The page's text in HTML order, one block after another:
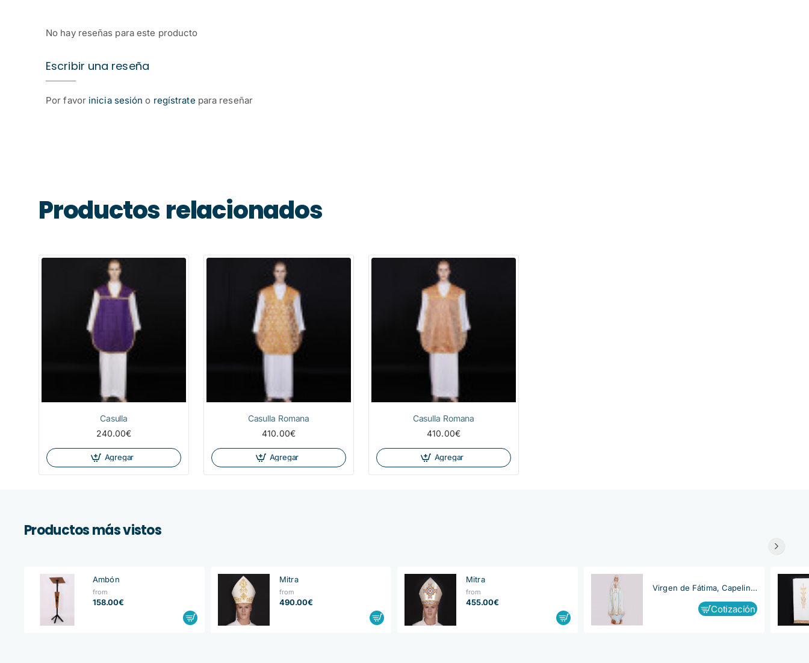
No hay reseñas para este producto
Escribir una reseña
Por favor inicia sesión o regístrate para reseñar
Productos relacionados
Casulla
240.00€
Agregar
Casulla Romana
410.00€
Agregar
Casulla Romana
410.00€
Agregar
Productos más vistos
Ambón
from
158.00€
Mitra
from
490.00€
Mitra
from
455.00€
Virgen de Fátima, Capelinha
Cotización